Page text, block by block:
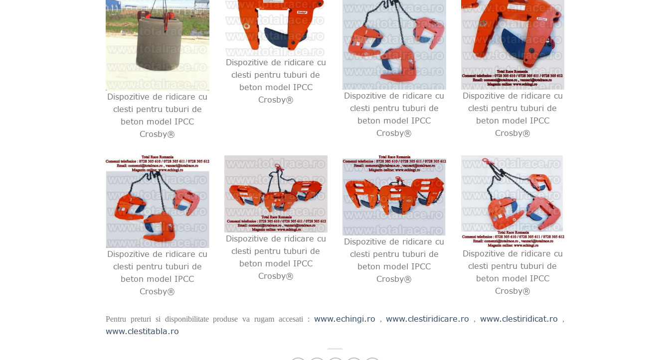
Dispozitive de ridicare cu
clesti pentru tuburi de
beton model IPCC
Crosby®
Dispozitive de ridicare cu
clesti pentru tuburi de
beton model IPCC
Crosby®
Dispozitive de ridicare cu
clesti pentru tuburi de
beton model IPCC
Crosby®
Dispozitive de ridicare cu
clesti pentru tuburi de
beton model IPCC
Crosby®
Dispozitive de ridicare cu
clesti pentru tuburi de
beton model IPCC
Crosby®
Dispozitive de ridicare cu
clesti pentru tuburi de
beton model IPCC
Crosby®
Dispozitive de ridicare cu
clesti pentru tuburi de
beton model IPCC
Crosby®
Dispozitive de ridicare cu
clesti pentru tuburi de
beton model IPCC
Crosby®
Pentru preturi si disponibilitate produse va rugam accesati : www.echingi.ro ,www.clestiridicare.ro ,www.clestiridicat.ro ,
www.clestitabla.ro